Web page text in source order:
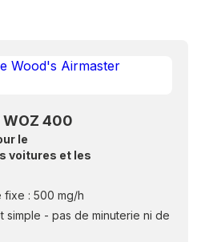
WOZ 400
le
voitures et les
: 500 mg/h
simple - pas de minuterie ni de